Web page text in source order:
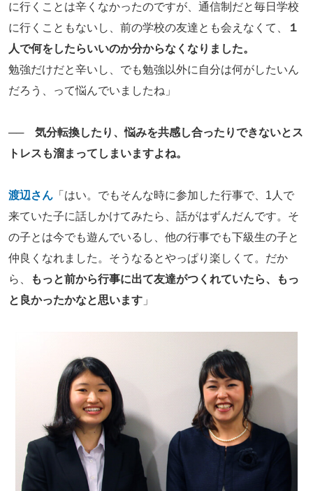
に行くことは辛くなかったのですが、通信制だと毎日学校
に行くこともないし、前の学校の友達とも会えなくて、
１
人で何をしたらいいのか分からなくなりました。
勉強だけだと辛いし、でも勉強以外に自分は何がしたいん
だろう、って悩んでいましたね」
── 気分転換したり、悩みを共感し合ったりできないとス
トレスも溜まってしまいますよね。
渡辺さん 「はい。でもそんな時に参加した行事で、1人で
来ていた子に話しかけてみたら、話がはずんだんです。そ
の子とは今でも遊んでいるし、他の行事でも下級生の子と
仲良くなれました。そうなるとやっぱり楽しくて。だか
ら、
もっと前から行事に出て友達がつくれていたら、もっ
と良かったかなと思います 」